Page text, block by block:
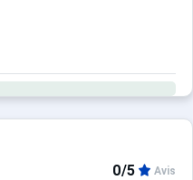
0/5 Avis